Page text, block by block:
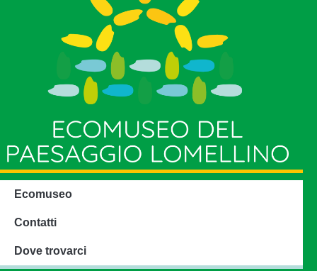
Ecomuseo
Contatti
Dove trovarci